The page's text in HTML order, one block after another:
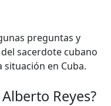
preguntas y
sacerdote cubano
situación en Cuba.
Reyes?